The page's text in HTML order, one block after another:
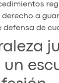
a
defensa de
un